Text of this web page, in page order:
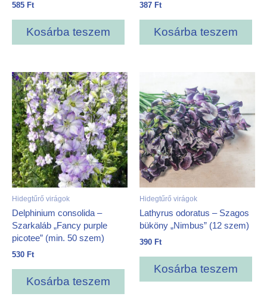
585 Ft
Kosárba teszem
387 Ft
Kosárba teszem
Hidegtűrő virágok
Delphinium consolida –
Szarkaláb „Fancy purple
picotee” (min. 50 szem)
530 Ft
Kosárba teszem
Hidegtűrő virágok
Lathyrus odoratus – Szagos
büköny „Nimbus” (12 szem)
390 Ft
Kosárba teszem